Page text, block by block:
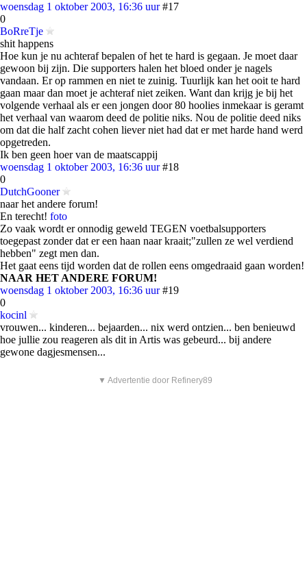
woensdag 1 oktober 2003, 16:36 uur #17
0
BoRreTje
shit happens
Hoe kun je nu achteraf bepalen of het te hard is gegaan. Je moet daar
gewoon bij zijn. Die supporters halen het bloed onder je nagels
vandaan. Er op rammen en niet te zuinig. Tuurlijk kan het ooit te hard
gaan maar dan moet je achteraf niet zeiken. Want dan krijg je bij het
volgende verhaal als er een jongen door 80 hoolies inmekaar is geramt
het verhaal van waarom deed de politie niks. Nou de politie deed niks
om dat die half zacht cohen liever niet had dat er met harde hand werd
opgetreden.
Ik ben geen hoer van de maatscappij
woensdag 1 oktober 2003, 16:36 uur #18
0
DutchGooner
naar het andere forum!
En terecht! foto
Zo vaak wordt er onnodig geweld TEGEN voetbalsupporters
toegepast zonder dat er een haan naar kraait;"zullen ze wel verdiend
hebben" zegt men dan.
Het gaat eens tijd worden dat de rollen eens omgedraaid gaan worden!
NAAR HET ANDERE FORUM!
woensdag 1 oktober 2003, 16:36 uur #19
0
kocinl
vrouwen... kinderen... bejaarden... nix werd ontzien... ben benieuwd
hoe jullie zou reageren als dit in Artis was gebeurd... bij andere
gewone dagjesmensen...
▼ Advertentie door Refinery89